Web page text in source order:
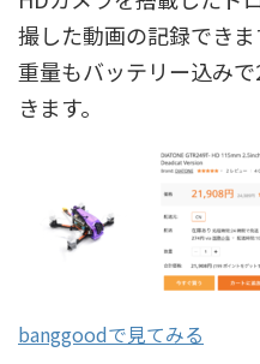
撮した動画の記録できま
重量もバッテリー込み
きます。
banggoodで見てみる